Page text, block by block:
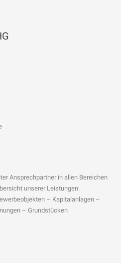
Ansprechpartner in allen Bereichen
unserer Leistungen:
– Kapitalanlagen –
– Grundstücken